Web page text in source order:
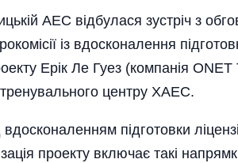
АЕС відбулася зустріч з
із вдосконалення
Ерік Ле Гуез (компанія
центру ХАЕС.
підготовки
проекту включає такі